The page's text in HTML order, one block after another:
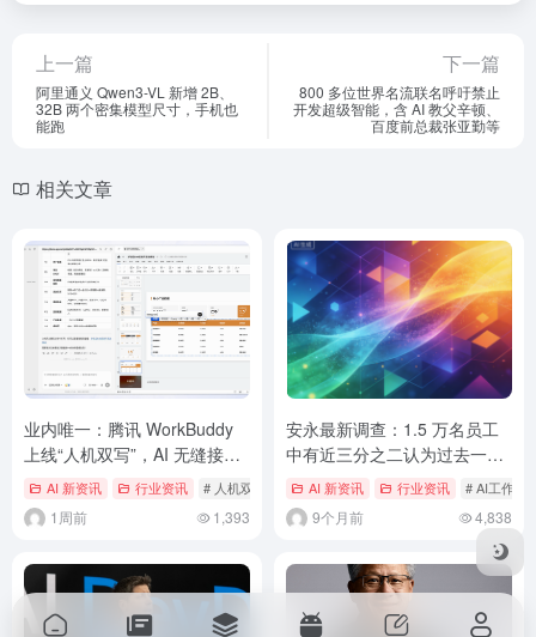
上一篇
阿里通义 Qwen3-VL 新增 2B、
32B 两个密集模型尺寸，手机也
能跑
下一篇
800 多位世界名流联名呼吁禁止
开发超级智能，含 AI 教父辛顿、
百度前总裁张亚勤等
相关文章
业内唯一：腾讯 WorkBuddy
上线“人机双写”，AI 无缝接力
编辑AI 新资讯 行业资讯 # 人机双写 # 腾讯 WorkBuddy
1周前 1,393
安永最新调查：1.5 万名员工
中有近三分之二认为过去一年
工作更忙，但不全是 AI 的锅
AI 新资讯 行业资讯 # AI工作
9个月前 4,838